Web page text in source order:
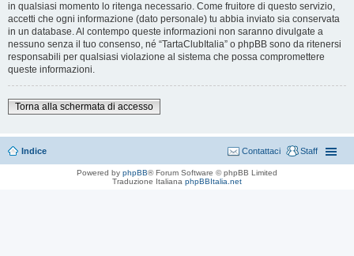
in qualsiasi momento lo ritenga necessario. Come fruitore di questo servizio,
accetti che ogni informazione (dato personale) tu abbia inviato sia conservata
in un database. Al contempo queste informazioni non saranno divulgate a
nessuno senza il tuo consenso, né “TartaClubItalia” o phpBB sono da ritenersi
responsabili per qualsiasi violazione al sistema che possa compromettere
queste informazioni.
Torna alla schermata di accesso
Indice Staff
Contattaci
Powered by phpBB® Forum Software © phpBB Limited
Traduzione Italiana phpBBItalia.net